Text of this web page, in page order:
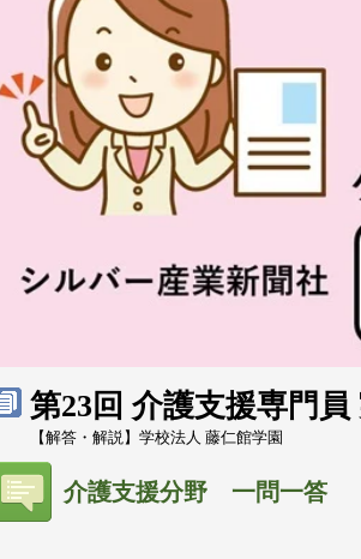
第23回 介護支援専門
【解答・解説】学校法人 藤仁館学園
介護支援分野 一問一答